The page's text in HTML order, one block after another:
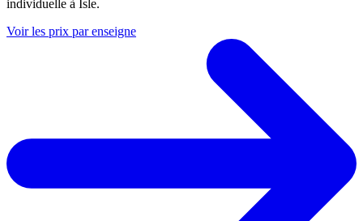
individuelle à Isle.
Voir les prix par enseigne